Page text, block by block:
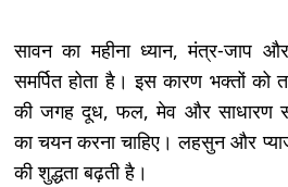
सावन का महीना ध्यान, मंत्र-जाप
समर्पित होता है। इस कारण भक्तों
की जगह दूध, फल, मेव और साधारण
का चयन करना चाहिए। लहसुन और
की शुद्धता बढ़ती है।